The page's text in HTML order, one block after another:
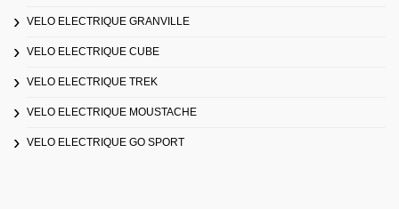
VELO ELECTRIQUE GRANVILLE
VELO ELECTRIQUE CUBE
VELO ELECTRIQUE TREK
VELO ELECTRIQUE MOUSTACHE
VELO ELECTRIQUE GO SPORT